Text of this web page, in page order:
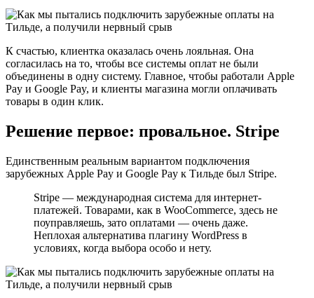
К счастью, клиентка оказалась очень лояльная. Она
согласилась на то, чтобы все системы оплат не были
объединены в одну систему. Главное, чтобы работали Apple
Pay и Google Pay, и клиенты магазина могли оплачивать
товары в один клик.
Решение первое: провальное. Stripe
Единственным реальным вариантом подключения
зарубежных Apple Pay и Google Pay к Тильде был Stripe.
Stripe — международная система для интернет-
платежей. Товарами, как в WooCommerce, здесь не
поуправляешь, зато оплатами — очень даже.
Неплохая альтернатива плагину WordPress в
условиях, когда выбора особо и нету.